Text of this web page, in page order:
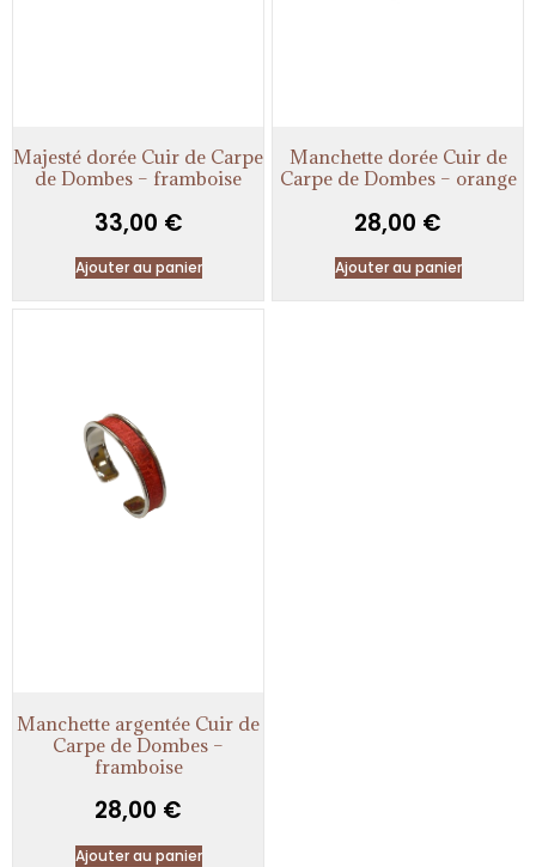
Majesté dorée Cuir de Carpe
de Dombes – framboise
33,00 €
Ajouter au panier
Manchette dorée Cuir de
Carpe de Dombes – orange
28,00 €
Ajouter au panier
Manchette argentée Cuir de
Carpe de Dombes –
framboise
28,00 €
Ajouter au panier